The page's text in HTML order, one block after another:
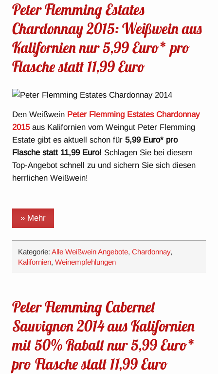
Peter Flemming Estates
Chardonnay 2015: Weißwein aus
Kalifornien nur 5,99 Euro* pro
Flasche statt 11,99 Euro
Den Weißwein Peter Flemming Estates Chardonnay
2015aus Kalifornien vom Weingut Peter Flemming
Estate gibt es aktuell schon für5,99 Euro* pro
Flasche statt 11,99 Euro! Schlagen Sie bei diesem
Top-Angebot schnell zu und sichern Sie sich diesen
herrlichen Weißwein!
» Mehr
Kategorie:Alle Weißwein Angebote,Chardonnay,
Kalifornien,Weinempfehlungen
Peter Flemming Cabernet
Sauvignon 2014 aus Kalifornien
mit 50% Rabatt nur 5,99 Euro*
pro Flasche statt 11,99 Euro